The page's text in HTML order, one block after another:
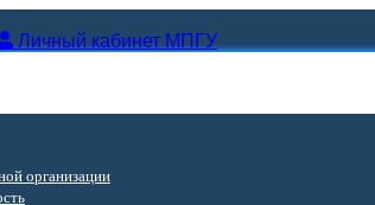
Личный кабинет МПГУ
организации